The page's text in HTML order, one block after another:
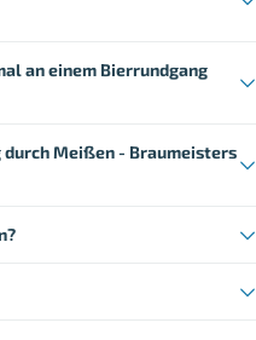
an einem Bierrundgang
durch Meißen - Braumeisters